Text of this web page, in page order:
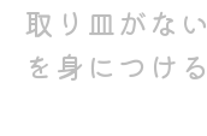
取り皿がな
を身につける